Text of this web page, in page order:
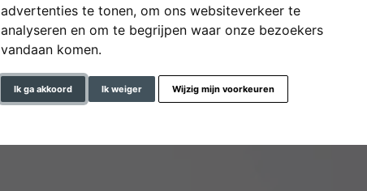
advertenties te tonen, om ons websiteverkeer te
analyseren en om te begrijpen waar onze bezoekers
vandaan komen.
Ik ga akkoord Ik weiger Wijzig mijn voorkeuren